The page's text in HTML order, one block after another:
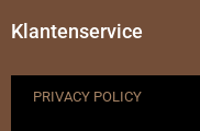
Klantenservice
PRIVACY POLICY